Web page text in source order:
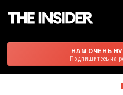
НАМ ОЧЕНЬ
Подпишитесь на